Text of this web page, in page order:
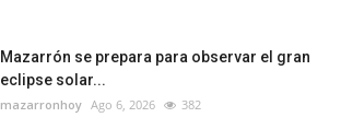
Mazarrón se prepara para observar el gran
eclipse solar...
mazarronhoy Ago 6, 2026 382